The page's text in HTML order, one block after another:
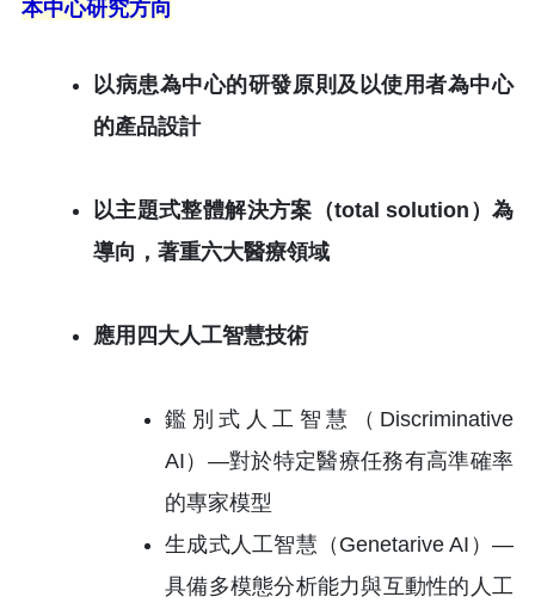
本中心研究方向
以病患為中心的研發原則及以使用者為中心
的產品設計
以主題式整體解決方案（total solution）為
導向，著重六大醫療領域
應用四大人工智慧技術
鑑別式人工智慧（Discriminative
AI）—對於特定醫療任務有高準確率
的專家模型
生成式人工智慧（Genetarive AI）―
具備多模態分析能力與互動性的人工